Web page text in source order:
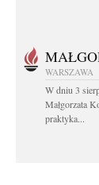
WARSZAWA
W dniu 3
Małgorzata
praktyka...